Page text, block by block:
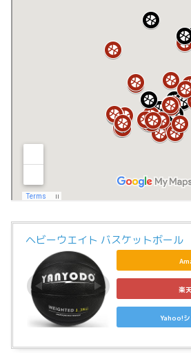
ヘビーウエイト バスケットボール
楽
Yahoo!シ